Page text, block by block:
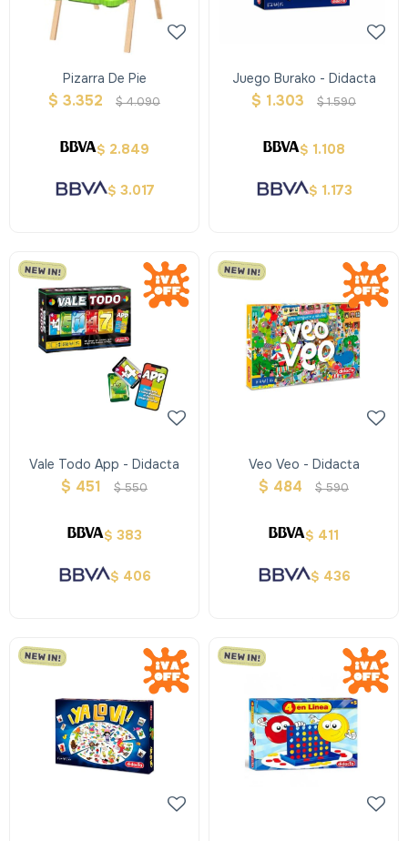
Pizarra De Pie
$ 3.352 $4.090
$ 2.849
$ 3.017
Juego Burako - Didacta
$ 1.303 $1.590
$ 1.108
$ 1.173
Vale Todo App - Didacta
$ 451 $ 550
$ 383
$ 406
Veo Veo - Didacta
$ 484 $ 590
$ 411
$ 436